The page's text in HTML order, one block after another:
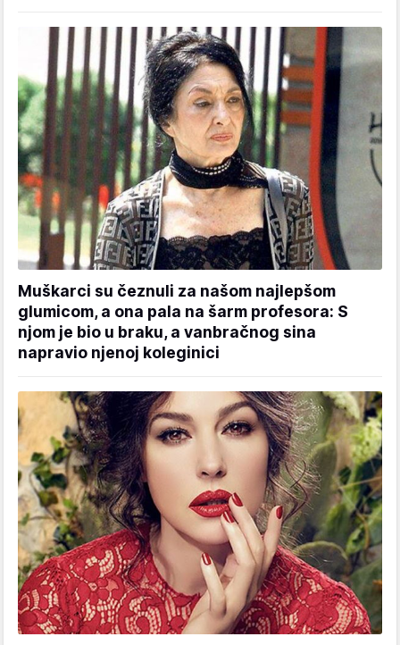
Muškarci su čeznuli za našom najlepšom
glumicom, a ona pala na šarm profesora: S
njom je bio u braku, a vanbračnog sina
napravio njenoj koleginici